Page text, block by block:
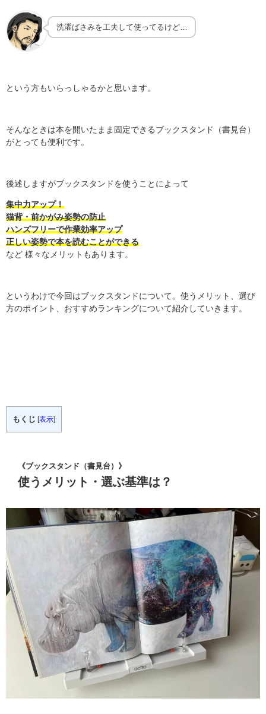
洗濯ばさみを工夫して使ってるけど…
という方もいらっしゃるかと思います。
そんなときは本を開いたまま固定できるブックスタンド（書見台）
がとっても便利です。
後述しますがブックスタンドを使うことによって
集中力アップ！
猫背・前かがみ姿勢の防止
ハンズフリーで作業効率アップ
正しい姿勢で本を読むことができる
など 様々なメリットもあります。
というわけで今回はブックスタンドについて。使うメリット、選び
方のポイント、おすすめランキングについて紹介していきます。
もくじ 表示
《ブックスタンド（書見台）》
使うメリット・選ぶ基準は？